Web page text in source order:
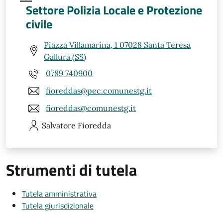
Settore Polizia Locale e Protezione
civile
Piazza Villamarina, 1 07028 Santa Teresa
Gallura (SS)
0789 740900
fioreddas@pec.comunestg.it
fioreddas@comunestg.it
Salvatore Fioredda
Strumenti di tutela
Tutela amministrativa
Tutela giurisdizionale